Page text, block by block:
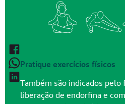
Pratique exercícios físicos
Também são indicados pelo
liberação de endorfina e